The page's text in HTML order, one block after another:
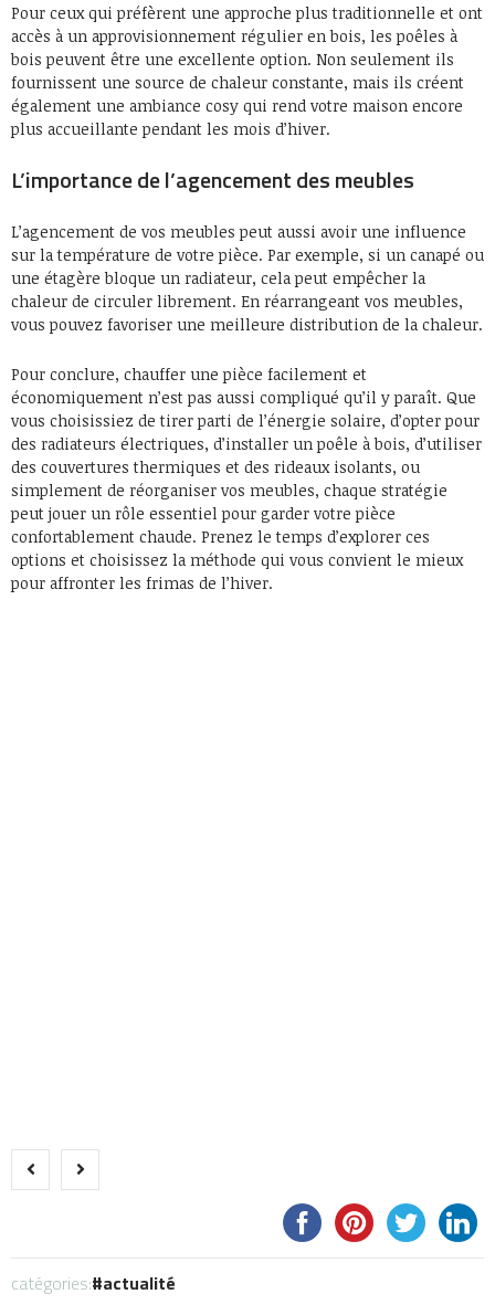
Pour ceux qui préfèrent une approche plus traditionnelle et ont
accès à un approvisionnement régulier en bois, les poêles à
bois peuvent être une excellente option. Non seulement ils
fournissent une source de chaleur constante, mais ils créent
également une ambiance cosy qui rend votre maison encore
plus accueillante pendant les mois d’hiver.
L’importance de l’agencement des meubles
L’agencement de vos meubles peut aussi avoir une influence
sur la température de votre pièce. Par exemple, si un canapé ou
une étagère bloque un radiateur, cela peut empêcher la
chaleur de circuler librement. En réarrangeant vos meubles,
vous pouvez favoriser une meilleure distribution de la chaleur.
Pour conclure, chauffer une pièce facilement et
économiquement n’est pas aussi compliqué qu’il y paraît. Que
vous choisissiez de tirer parti de l’énergie solaire, d’opter pour
des radiateurs électriques, d’installer un poêle à bois, d’utiliser
des couvertures thermiques et des rideaux isolants, ou
simplement de réorganiser vos meubles, chaque stratégie
peut jouer un rôle essentiel pour garder votre pièce
confortablement chaude. Prenez le temps d’explorer ces
options et choisissez la méthode qui vous convient le mieux
pour affronter les frimas de l’hiver.
catégories: actualité